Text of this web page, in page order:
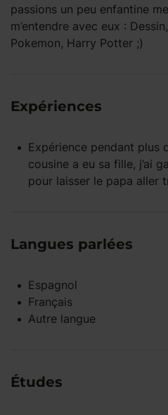
passions un peu enfantine
m’entendre avec eux :
Pokemon, Harry Potter ;)
Expériences
Expérience pendant plus
cousine a eu sa fille, j’ai
pour laisser le papa aller
Langues parlées
Espagnol
Français
Autre langue
Études